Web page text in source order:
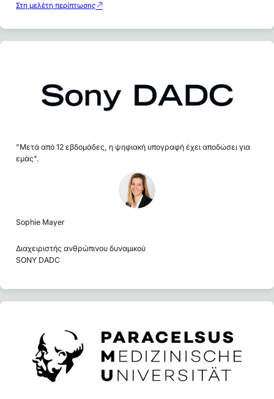
Στη μελέτη περίπτωσης
"Μετά από 12 εβδομάδες, η ψηφιακή υπογραφή έχει αποδώσει για
εμάς".
Sophie Mayer
Διαχειριστής ανθρώπινου δυναμικού
SONY DADC